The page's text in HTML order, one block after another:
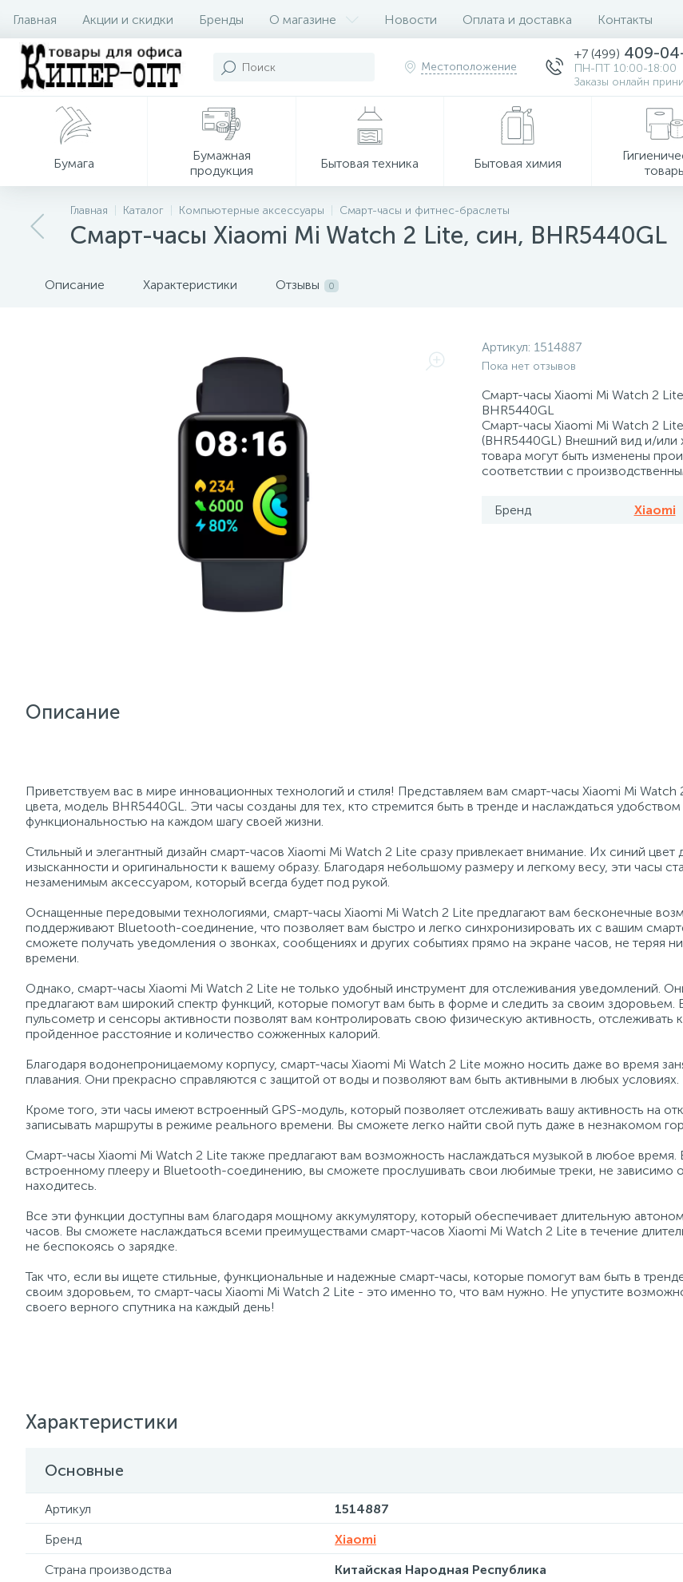
Главная Акции и скидки Бренды О магазине Новости Оплата и доставка Контакты
Местоположение
+7 (499) 409-
ПН-ПТ 10:00-18:00
Заказы онлайн
Бумага
Бумажная
продукция
Бытовая техника Бытовая химия
Главная Каталог Компьютерные аксессуары Смарт-часы и фитнес-браслеты
Смарт-часы Xiaomi Mi Watch 2 Lite, син, BHR5440GL
Описание Характеристики Отзывы 0
Артикул: 1514887
Пока нет отзывов
Смарт-часы Xiaomi Mi Watch 2
BHR5440GL
Смарт-часы Xiaomi Mi Watch 2
(BHR5440GL) Внешний вид и/или
товара могут быть изменены
соответствии с
Бренд Xiaomi
Описание
Приветствуем вас в мире инновационных технологий и стиля! Представляем вам смарт-часы Xiaomi Mi Watch
цвета, модель BHR5440GL. Эти часы созданы для тех, кто стремится быть в тренде и наслаждаться удобством
функциональностью на каждом шагу своей жизни.
Стильный и элегантный дизайн смарт-часов Xiaomi Mi Watch 2 Lite сразу привлекает внимание. Их синий цвет
изысканности и оригинальности к вашему образу. Благодаря небольшому размеру и легкому весу, эти часы
незаменимым аксессуаром, который всегда будет под рукой.
Оснащенные передовыми технологиями, смарт-часы Xiaomi Mi Watch 2 Lite предлагают вам бесконечные
поддерживают Bluetooth-соединение, что позволяет вам быстро и легко синхронизировать их с вашим
сможете получать уведомления о звонках, сообщениях и других событиях прямо на экране часов, не теряя
времени.
Однако, смарт-часы Xiaomi Mi Watch 2 Lite не только удобный инструмент для отслеживания уведомлений.
предлагают вам широкий спектр функций, которые помогут вам быть в форме и следить за своим здоровьем.
пульсометр и сенсоры активности позволят вам контролировать свою физическую активность, отслеживать
пройденное расстояние и количество сожженных калорий.
Благодаря водонепроницаемому корпусу, смарт-часы Xiaomi Mi Watch 2 Lite можно носить даже во время
плавания. Они прекрасно справляются с защитой от воды и позволяют вам быть активными в любых условиях.
Кроме того, эти часы имеют встроенный GPS-модуль, который позволяет отслеживать вашу активность на
записывать маршруты в режиме реального времени. Вы сможете легко найти свой путь даже в незнакомом
Смарт-часы Xiaomi Mi Watch 2 Lite также предлагают вам возможность наслаждаться музыкой в любое время.
встроенному плееру и Bluetooth-соединению, вы сможете прослушивать свои любимые треки, не зависимо
находитесь.
Все эти функции доступны вам благодаря мощному аккумулятору, который обеспечивает длительную
часов. Вы сможете наслаждаться всеми преимуществами смарт-часов Xiaomi Mi Watch 2 Lite в течение
не беспокоясь о зарядке.
Так что, если вы ищете стильные, функциональные и надежные смарт-часы, которые помогут вам быть в
своим здоровьем, то смарт-часы Xiaomi Mi Watch 2 Lite - это именно то, что вам нужно. Не упустите
своего верного спутника на каждый день!
Характеристики
Основные
Артикул
1514887
Бренд
Xiaomi
Страна производства
Китайская Народная Республика